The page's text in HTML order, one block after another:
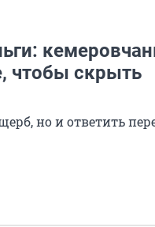
чтобы скрыть
но и ответить